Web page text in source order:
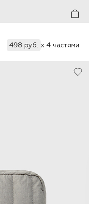
498 руб. x 4 частями